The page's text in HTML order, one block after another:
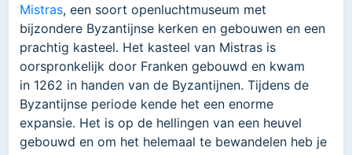
Mistras, een soort openluchtmuseum met
bijzondere Byzantijnse kerken en gebouwen en een
prachtig kasteel. Het kasteel van Mistras is
oorspronkelijk door Franken gebouwd en kwam
in 1262 in handen van de Byzantijnen. Tijdens de
Byzantijnse periode kende het een enorme
expansie. Het is op de hellingen van een heuvel
gebouwd en om het helemaal te bewandelen heb je